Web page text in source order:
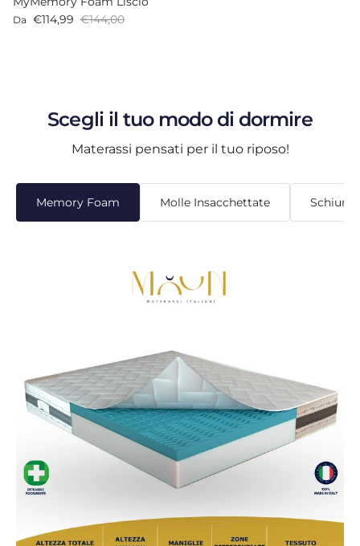
Prezzo di vendita
Da €114,99 Prezzo normale
€144,00
Scegli il tuo modo di dormire
Materassi pensati per il tuo riposo!
Memory Foam Molle Insacchettate